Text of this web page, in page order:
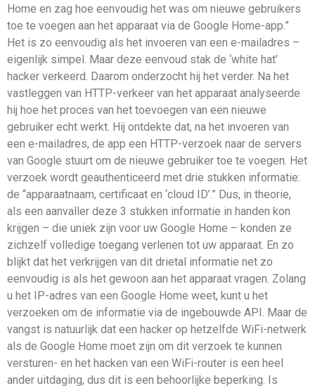
Home en zag hoe eenvoudig het was om nieuwe gebruikers
toe te voegen aan het apparaat via de Google Home-app.”
Het is zo eenvoudig als het invoeren van een e-mailadres –
eigenlijk simpel. Maar deze eenvoud stak de ‘white hat’
hacker verkeerd. Daarom onderzocht hij het verder. Na het
vastleggen van HTTP-verkeer van het apparaat analyseerde
hij hoe het proces van het toevoegen van een nieuwe
gebruiker echt werkt. Hij ontdekte dat, na het invoeren van
een e-mailadres, de app een HTTP-verzoek naar de servers
van Google stuurt om de nieuwe gebruiker toe te voegen. Het
verzoek wordt geauthenticeerd met drie stukken informatie:
de “apparaatnaam, certificaat en ‘cloud ID’.” Dus, in theorie,
als een aanvaller deze 3 stukken informatie in handen kon
krijgen – die uniek zijn voor uw Google Home – konden ze
zichzelf volledige toegang verlenen tot uw apparaat. En zo
blijkt dat het verkrijgen van dit drietal informatie net zo
eenvoudig is als het gewoon aan het apparaat vragen. Zolang
u het IP-adres van een Google Home weet, kunt u het
verzoeken om de informatie via de ingebouwde API. Maar de
vangst is natuurlijk dat een hacker op hetzelfde WiFi-netwerk
als de Google Home moet zijn om dit verzoek te kunnen
versturen- en het hacken van een WiFi-router is een heel
ander uitdaging, dus dit is een behoorlijke beperking. Is